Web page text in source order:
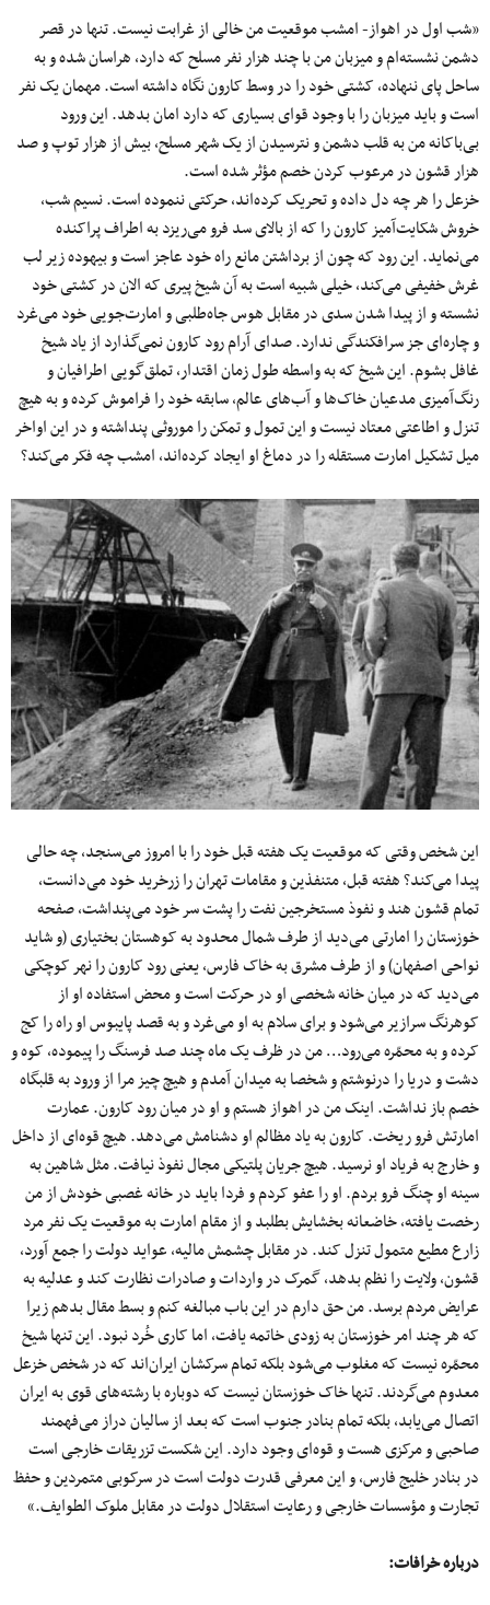
«شب اول در اهواز- امشب موقعیت من خالی از غرابت نیست. تنها در قصر
دشمن نشسته‌ام و میزبان من با چند هزار نفر مسلح که دارد، هراسان شده و به
ساحل پای ننهاده، کشتی خود را در وسط کارون نگاه داشته است. مهمان یک نفر
است و باید میزبان را با وجود قوای بسیاری که دارد امان بدهد. این ورود
بی‌باکانه من به قلب دشمن و نترسیدن از یک شهر مسلح، بیش از هزار توپ و صد
هزار قشون در مرعوب کردن خصم مؤثر شده است.
خزعل را هر چه دل داده و تحریک کرده‌اند، حرکتی ننموده است. نسیم شب،
خروش شکایت‌آمیز کارون را که از بالای سد فرو می‌ریزد به اطراف پراکنده
می‌نماید. این رود که چون از برداشتن مانع راه خود عاجز است و بیهوده زیر لب
غرش خفیفی می‌کند، خیلی شبیه است به آن شیخ پیری که الان در کشتی خود
نشسته و از پیدا شدن سدی در مقابل هوس جاه‌طلبی و امارت‌جویی خود می‌غرد
و چاره‌ای جز سرافکندگی ندارد. صدای آرام رود کارون نمی‌گذارد از یاد شیخ
غافل بشوم. این شیخ که به واسطه طول زمان اقتدار، تملق‌گویی اطرافیان و
رنگ‌آمیزی مدعیان خاک‌ها و آب‌های عالم، سابقه خود را فراموش کرده و به هیچ
تنزل و اطاعتی معتاد نیست و این تمول و تمکن را موروثی پنداشته و در این اواخر
میل تشکیل امارت مستقله را در دماغ او ایجاد کرده‌اند، امشب چه فکر می‌کند؟
این شخص وقتی که موقعیت یک هفته قبل خود را با امروز می‌سنجد، چه حالی
پیدا می‌کند؟ هفته قبل، متنفذین و مقامات تهران را زرخرید خود می‌دانست،
تمام قشون هند و نفوذ مستخرجین نفت را پشت سر خود می‌پنداشت، صفحه
خوزستان را امارتی می‌دید از طرف شمال محدود به کوهستان بختیاری (و شاید
نواحی اصفهان) و از طرف مشرق به خاک فارس، یعنی رود کارون را نهر کوچکی
می‌دید که در میان خانه شخصی او در حرکت است و محض استفاده او از
کوهرنگ سرازیر می‌شود و برای سلام به او می‌غرد و به قصد پایبوس او راه را کج
کرده و به محمّره می‌رود… من در ظرف یک ماه چند صد فرسنگ را پیموده، کوه و
دشت و دریا را درنوشتم و شخصا به میدان آمدم و هیچ چیز مرا از ورود به قلبگاه
خصم باز نداشت. اینک من در اهواز هستم و او در میان رود کارون. عمارت
امارتش فرو ریخت. کارون به یاد مظالم او دشنامش می‌دهد. هیچ قوه‌ای از داخل
و خارج به فریاد او نرسید. هیچ جریان پلتیکی مجال نفوذ نیافت. مثل شاهین به
سینه او چنگ فرو بردم. او را عفو کردم و فردا باید در خانه غصبی خودش از من
رخصت یافته، خاضعانه بخشایش بطلبد و از مقام امارت به موقعیت یک نفر مرد
زارع مطیع متمول تنزل کند. در مقابل چشمش مالیه، عواید دولت را جمع آورد،
قشون، ولایت را نظم بدهد، گمرک در واردات و صادرات نظارت کند و عدلیه به
عرایض مردم برسد. من حق دارم در این باب مبالغه کنم و بسط مقال بدهم زیرا
که هر چند امر خوزستان به زودی خاتمه یافت، اما کاری خُرد نبود. این تنها شیخ
محمّره نیست که مغلوب می‌شود بلکه تمام سرکشان ایران‌اند که در شخص خزعل
معدوم می‌گردند. تنها خاک خوزستان نیست که دوباره با رشته‌های قوی به ایران
اتصال می‌یابد، بلکه تمام بنادر جنوب است که بعد از سالیان دراز می‌فهمند
صاحبی و مرکزی هست و قوه‌ای وجود دارد. این شکست تزریقات خارجی است
در بنادر خلیج فارس، و این معرفی قدرت دولت است در سرکوبی متمردین و حفظ
تجارت و مؤسسات خارجی و رعایت استقلال دولت در مقابل ملوک الطوایف.»
درباره خرافات: